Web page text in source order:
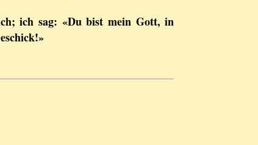
ich sag: «Du bist mein Gott, in